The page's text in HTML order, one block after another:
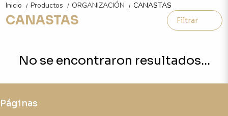
Inicio / Productos / ORGANIZACIÓN / CANASTAS
CANASTAS Filtrar
No se encontraron resultados...
Páginas